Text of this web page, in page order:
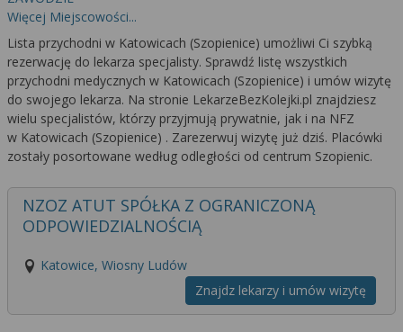
Więcej Miejscowości...
Lista przychodni w Katowicach (Szopienice) umożliwi Ci szybką
rezerwację do lekarza specjalisty. Sprawdź listę wszystkich
przychodni medycznych w Katowicach (Szopienice) i umów wizytę
do swojego lekarza. Na stronie LekarzeBezKolejki.pl znajdziesz
wielu specjalistów, którzy przyjmują prywatnie, jak i na NFZ
w Katowicach (Szopienice) . Zarezerwuj wizytę już dziś. Placówki
zostały posortowane według odległości od centrum Szopienic.
NZOZ ATUT SPÓŁKA Z OGRANICZONĄ
ODPOWIEDZIALNOŚCIĄ
Katowice, Wiosny Ludów
Znajdz lekarzy i umów wizytę